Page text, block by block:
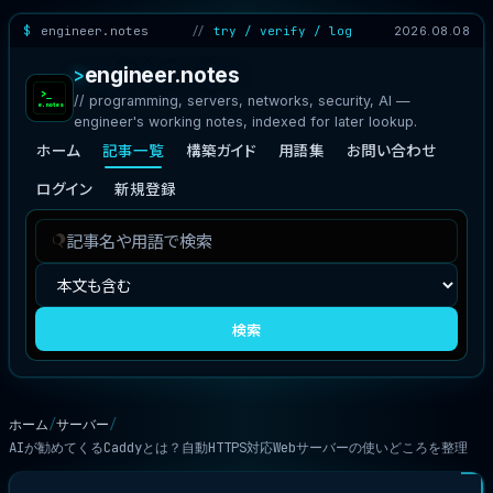
engineer.notes try / verify / log 2026.08.08
engineer.notes
// programming, servers, networks, security, AI —
engineer's working notes, indexed for later lookup.
ホーム 記事一覧 構築ガイド 用語集 お問い合わせ
ログイン 新規登録
事
検
索
索
象
検索
ホーム サーバー
AIが勧めてくるCaddyとは？自動HTTPS対応Webサーバーの使いどころを整理